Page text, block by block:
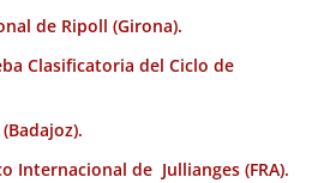
de Ripoll (Girona).
Clasificatoria del Ciclo de
Internacional de Jullianges (FRA).